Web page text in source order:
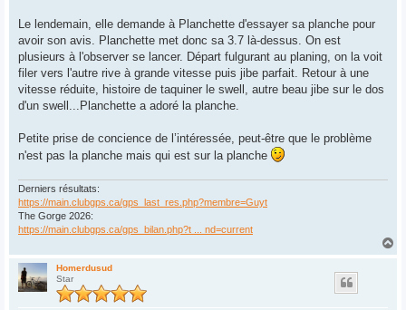
Le lendemain, elle demande à Planchette d'essayer sa planche pour
avoir son avis. Planchette met donc sa 3.7 là-dessus. On est
plusieurs à l'observer se lancer. Départ fulgurant au planing, on la voit
filer vers l'autre rive à grande vitesse puis jibe parfait. Retour à une
vitesse réduite, histoire de taquiner le swell, autre beau jibe sur le dos
d'un swell...Planchette a adoré la planche.
Petite prise de concience de l’intéressée, peut-être que le problème
n'est pas la planche mais qui est sur la planche
Derniers résultats:
https://main.clubgps.ca/gps_last_res.php?membre=Guyt
The Gorge 2026:
https://main.clubgps.ca/gps_bilan.php?t ... nd=current
a
Homerdusud
Star